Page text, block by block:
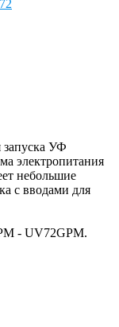
запуска УФ
электропитания
небольшие
с вводами для
- UV72GPM.